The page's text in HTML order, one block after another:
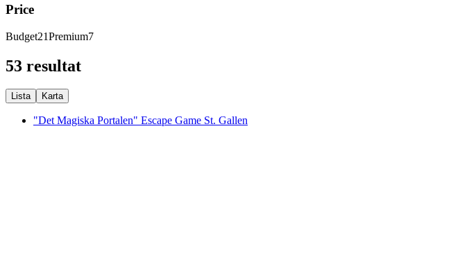
Price
Budget21Premium7
53 resultat
Lista Karta
"Det Magiska Portalen" Escape Game St. Gallen